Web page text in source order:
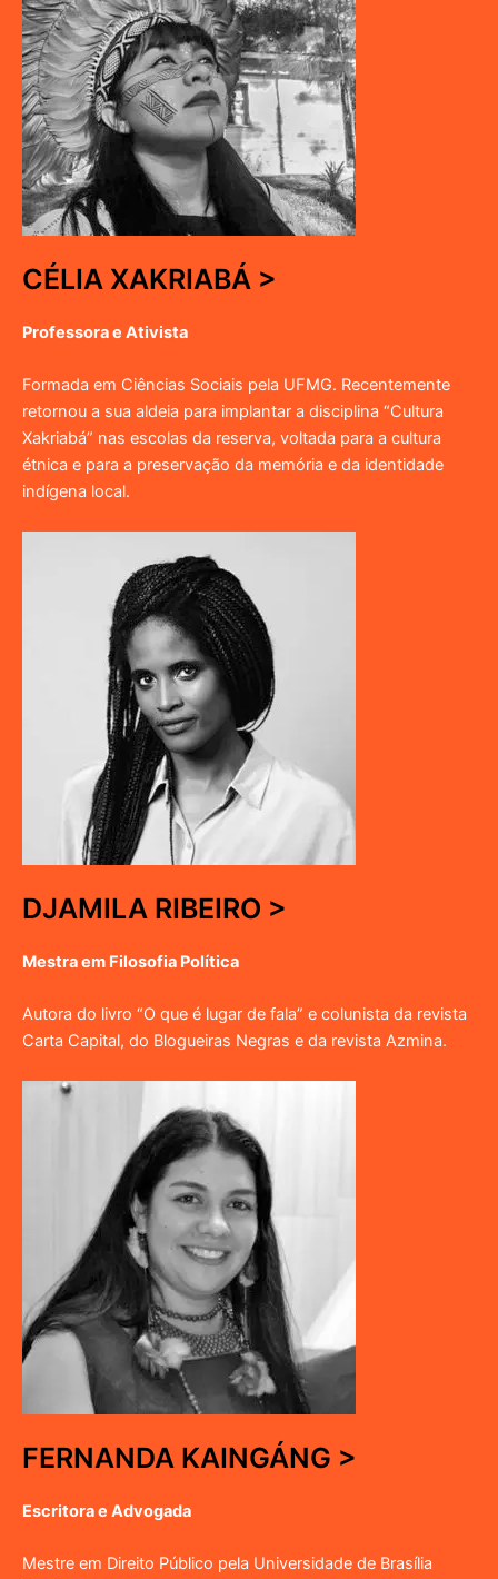
CÉLIA XAKRIABÁ >
Professora e Ativista
Formada em Ciências Sociais pela UFMG. Recentemente
retornou a sua aldeia para implantar a disciplina “Cultura
Xakriabá” nas escolas da reserva, voltada para a cultura
étnica e para a preservação da memória e da identidade
indígena local.
DJAMILA RIBEIRO >
Mestra em Filosofia Política
Autora do livro “O que é lugar de fala” e colunista da revista
Carta Capital, do Blogueiras Negras e da revista Azmina.
FERNANDA KAINGÁNG >
Escritora e Advogada
Mestre em Direito Público pela Universidade de Brasília